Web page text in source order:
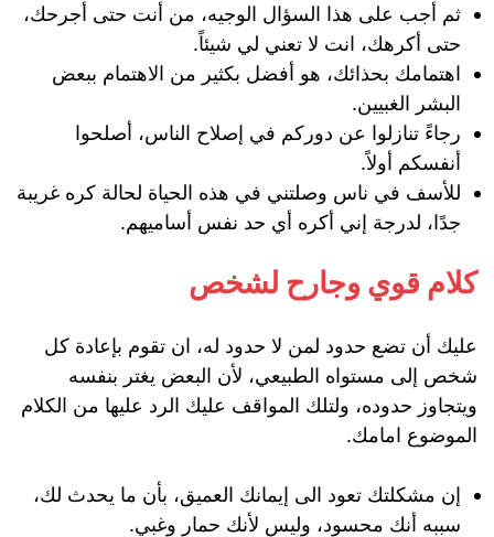
ثم أجب على هذا السؤال الوجيه، من أنت حتى أجرحك،
حتى أكرهك، انت لا تعني لي شيئاً.
اهتمامك بحذائك، هو أفضل بكثير من الاهتمام ببعض
البشر الغبيين.
رجاءً تنازلوا عن دوركم في إصلاح الناس، أصلحوا
أنفسكم أولاً.
للأسف في ناس وصلتني في هذه الحياة لحالة كره غريبة
جدًا، لدرجة إني أكره أي حد نفس أساميهم.
كلام قوي وجارح لشخص
عليك أن تضع حدود لمن لا حدود له، ان تقوم بإعادة كل
شخص إلى مستواه الطبيعي، لأن البعض يغتر بنفسه
ويتجاوز حدوده، ولتلك المواقف عليك الرد عليها من الكلام
الموضوع امامك.
إن مشكلتك تعود الى إيمانك العميق، بأن ما يحدث لك،
سببه أنك محسود، وليس لأنك حمار وغبي.